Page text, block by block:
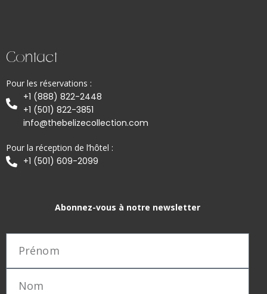
Contact
Pour les réservations :
+1 (888) 822-2448
+1 (501) 822-3851
info@thebelizecollection.com
Pour la réception de l’hôtel :
+1 (501) 609-2099
Abonnez-vous à notre newsletter